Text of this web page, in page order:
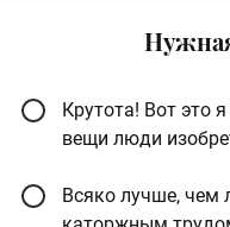
Крутота! Вот это
вещи люди
Всяко лучше,